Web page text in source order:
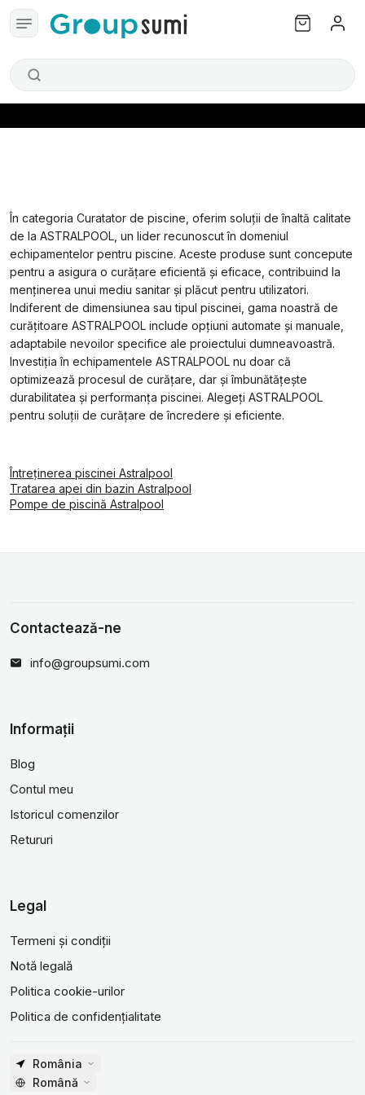
În categoria Curatator de piscine, oferim soluții de înaltă calitate
de la ASTRALPOOL, un lider recunoscut în domeniul
echipamentelor pentru piscine. Aceste produse sunt concepute
pentru a asigura o curățare eficientă și eficace, contribuind la
menținerea unui mediu sanitar și plăcut pentru utilizatori.
Indiferent de dimensiunea sau tipul piscinei, gama noastră de
curățitoare ASTRALPOOL include opțiuni automate și manuale,
adaptabile nevoilor specifice ale proiectului dumneavoastră.
Investiția în echipamentele ASTRALPOOL nu doar că
optimizează procesul de curățare, dar și îmbunătățește
durabilitatea și performanța piscinei. Alegeți ASTRALPOOL
pentru soluții de curățare de încredere și eficiente.
Întreținerea piscinei Astralpool
Tratarea apei din bazin Astralpool
Pompe de piscină Astralpool
Contactează-ne
info@groupsumi.com
Informații
Blog
Contul meu
Istoricul comenzilor
Retururi
Legal
Termeni și condiții
Notă legală
Politica cookie-urilor
Politica de confidențialitate
România
Română